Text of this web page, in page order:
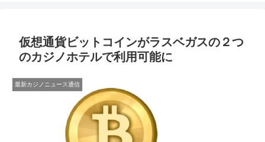
仮想通貨ビットコインがラスベガスの２つ
のカジノホテルで利用可能に
最新カジノニュース通信